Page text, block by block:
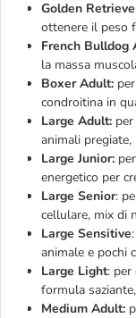
Golden
ottenere il peso
French Bulldog
la massa
Boxer Adult:
condroitina in
Large Adult:
animali
Large Junior:
energetico per
Large Senior:
cellulare, mix di
Large Sensitive
animale e pochi
Large Light: per
formula
Medium Adult: